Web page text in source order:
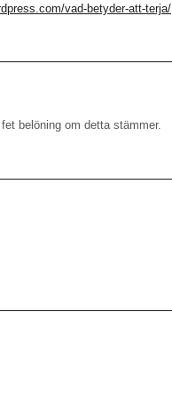
vad-betyder-att-terja/
belöning om detta stämmer.